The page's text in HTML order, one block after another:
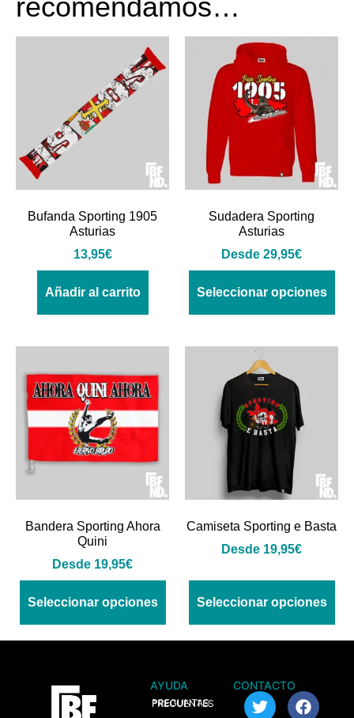
recomendamos…
Bufanda Sporting 1905
Asturias
13,95€
Añadir al carrito
Sudadera Sporting
Asturias
Desde 29,95€
Seleccionar opciones
Bandera Sporting Ahora
Quini
Desde 19,95€
Seleccionar opciones
Camiseta Sporting e Basta
Desde 19,95€
Seleccionar opciones
AYUDA
> PREGUNTAS FRECUENTES
CONTACTO